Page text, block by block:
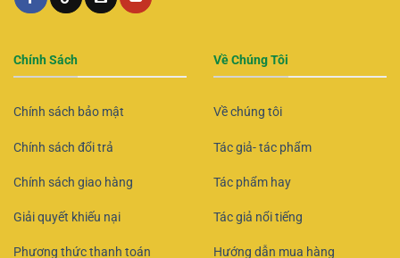
Chính Sách
Chính sách bảo mật
Chính sách đổi trả
Chính sách giao hàng
Giải quyết khiếu nại
Phương thức thanh toán
Về Chúng Tôi
Về chúng tôi
Tác giả- tác phẩm
Tác phẩm hay
Tác giả nổi tiếng
Hướng dẫn mua hàng